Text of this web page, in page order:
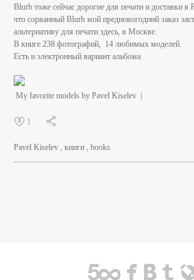
Blurb тоже сейчас дорогие для печати и доставки
что сорванный Blurb мой предновогодний заказ
альтернативу для печати здесь, в Москве.
В книге 238 фотографий, 14 любимых моделей.
Есть и электронный вариант альбома.
My favorite models by Pavel Kiselev |
1
Pavel Kiselev книги books